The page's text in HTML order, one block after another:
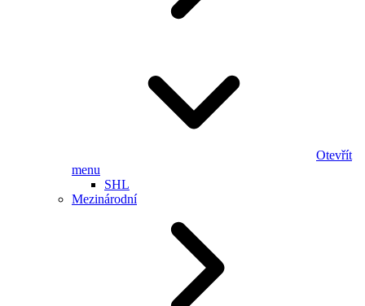
Otevřít
menu
SHL
Mezinárodní